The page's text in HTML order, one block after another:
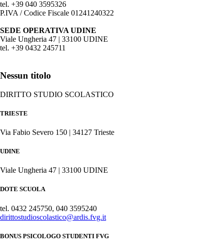
tel. +39 040 3595326
P.IVA / Codice Fiscale 01241240322
SEDE OPERATIVA UDINE
Viale Ungheria 47 | 33100 UDINE
tel. +39 0432 245711
Nessun titolo
DIRITTO STUDIO SCOLASTICO
TRIESTE
Via Fabio Severo 150 | 34127 Trieste
UDINE
Viale Ungheria 47 | 33100 UDINE
DOTE SCUOLA
tel. 0432 245750, 040 3595240
dirittostudioscolastico@ardis.fvg.it
BONUS PSICOLOGO STUDENTI FVG